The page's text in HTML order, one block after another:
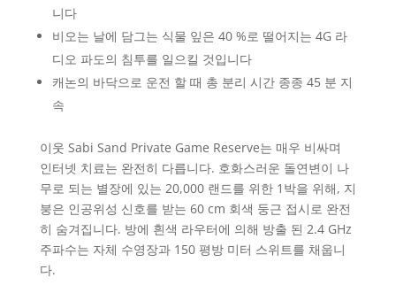
니다
비오는 날에 담그는 식물 잎은 40 %로 떨어지는 4G 라
디오 파도의 침투를 일으킬 것입니다
캐논의 바닥으로 운전 할 때 총 분리 시간 종종 45 분 지
속
이웃 Sabi Sand Private Game Reserve는 매우 비싸며
인터넷 치료는 완전히 다릅니다. 호화스러운 돌연변이 나
무로 되는 별장에 있는 20,000 랜드를 위한 1박을 위해, 지
붕은 인공위성 신호를 받는 60 cm 회색 둥근 접시로 완전
히 숨겨집니다. 방에 흰색 라우터에 의해 방출 된 2.4 GHz
주파수는 자체 수영장과 150 평방 미터 스위트를 채웁니
다.